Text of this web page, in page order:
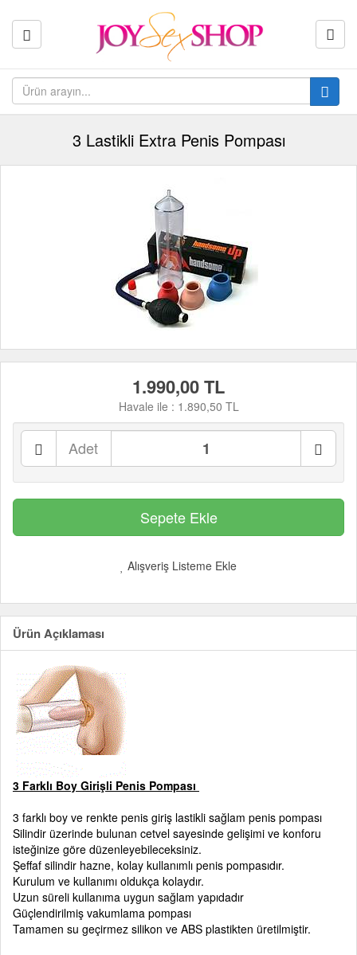
3 Lastikli Extra Penis Pompası
1.990,00 TL
Havale ile : 1.890,50 TL
Adet
Alışveriş Listeme Ekle
Ürün Açıklaması
3 Farklı Boy Girişli Penis Pompası
3 farklı boy ve renkte penis giriş lastikli sağlam penis pompası
Silindir üzerinde bulunan cetvel sayesinde gelişimi ve konforu
isteğinize göre düzenleyebileceksiniz.
Şeffaf silindir hazne, kolay kullanımlı penis pompasıdır.
Kurulum ve kullanımı oldukça kolaydır.
Uzun süreli kullanıma uygun sağlam yapıdadır
Güçlendirilmiş vakumlama pompası
Tamamen su geçirmez silikon ve ABS plastikten üretilmiştir.